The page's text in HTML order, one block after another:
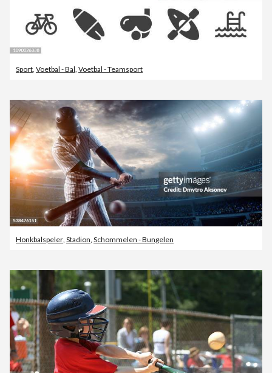
Sport, Voetbal - Bal, Voetbal - Teamsport
Honkbalspeler, Stadion, Schommelen - Bungelen